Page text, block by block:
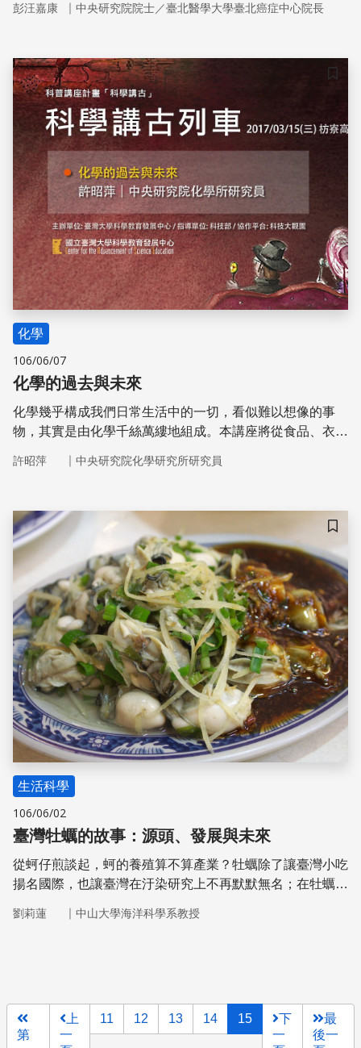
腸癌」堪稱是我國重中之重的健康課題，於本演講中，彭汪
彭汪嘉康 ｜ 中央研究院院士／臺北醫學大學臺北癌症中心院長
儲存
化學
106/06/07
化學的過去與未來
化學幾乎構成我們日常生活中的一切，看似難以想像的事
物，其實是由化學千絲萬縷地組成。本講座將從食品、衣
許昭萍 ｜ 中央研究院化學研究所研究員
儲存
生活科學
106/06/02
臺灣牡蠣的故事：源頭、發展與未來
從蚵仔煎談起，蚵的養殖算不算產業？牡蠣除了讓臺灣小吃
揚名國際，也讓臺灣在汙染研究上不再默默無名；在牡蠣的
力嗎？讓我們用不同的角度來看看這既熟悉卻又陌生的葡萄
劉莉蓮 ｜ 中山大學海洋科學系教授
第
上
一
11 12 13 14 15
下
一
最
後一